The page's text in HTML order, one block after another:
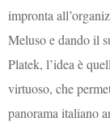
impronta
Meluso e dando il
Platek, l’idea è
virtuoso, che
panorama italiano